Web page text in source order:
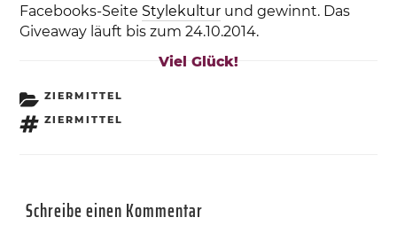
Facebooks-Seite Stylekultur und gewinnt. Das
Giveaway läuft bis zum 24.10.2014.
Viel Glück!
KATEGORIEN
ZIERMITTEL
SCHLAGWÖRTER
ZIERMITTEL
Schreibe einen Kommentar